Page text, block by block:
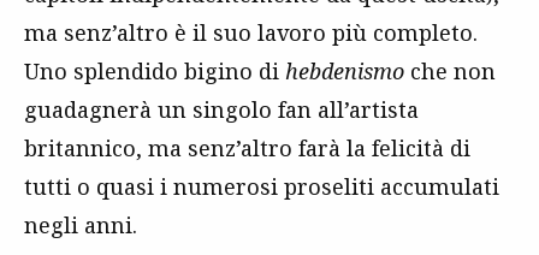
ma senz’altro è il suo lavoro più completo.
Uno splendido bigino di hebdenismo che non
guadagnerà un singolo fan all’artista
britannico, ma senz’altro farà la felicità di
tutti o quasi i numerosi proseliti accumulati
negli anni.